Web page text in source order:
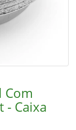
Com
- Caixa